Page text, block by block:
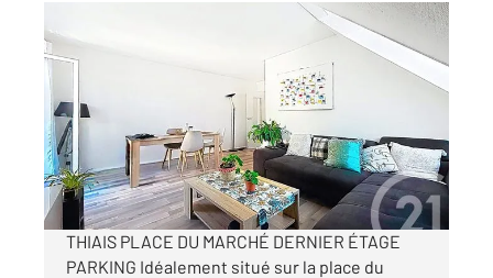
60,36 m
Appartement F2 Bis à vendre
215 000 €
Visiter le site dédié
THIAIS PLACE DU MARCHÉ DERNIER ÉTAGE
PARKING Idéalement situé sur la place du